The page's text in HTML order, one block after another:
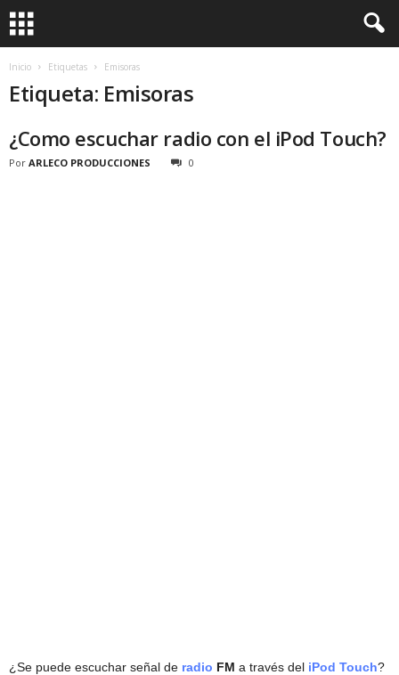
Inicio Etiquetas Emisoras
Etiqueta: Emisoras
¿Como escuchar radio con el iPod Touch?
Por ARLECO PRODUCCIONES 0
¿Se puede escuchar señal de radio FM a través del iPod Touch?